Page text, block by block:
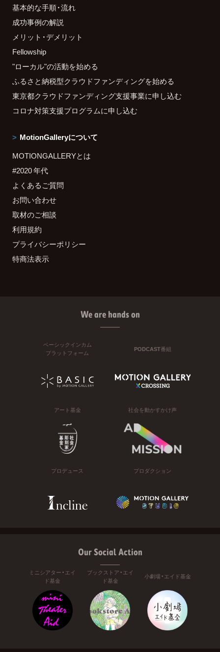
基本的な手順・流れ
成功事例の解説
メリット・デメリット
Fellowship
"ローカル"の活動を始める
ふるさと納税型クラウドファンディングを始める
東京都クラウドファンディング支援事業に申し込む
コロナ対策支援プログラムに申し込む
MotionGalleryについて
MOTIONGALLERYとは
#2020 年代
よくあるご質問
お問い合わせ
取材のご相談
利用規約
プライバシーポリシー
特商法表示
We are hands on
ベーシックインカム
プラットフォーム
PODCAST番組
アート基金 社会を動かすかけ声
プロデュース プロダクション
Our Social Action
ミニシアター・エイ
ド基金
ブックストア・エイ
ド基金
小劇場・エイド基金